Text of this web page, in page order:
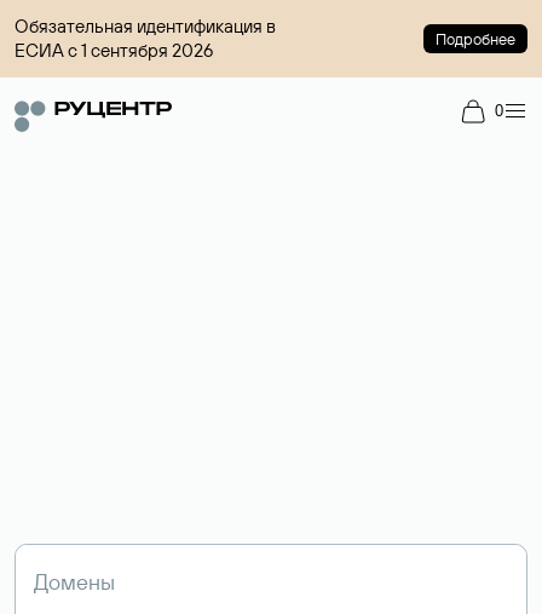
Обязательная идентификация в
ЕСИА с 1 сентября 2026
Подробнее
0